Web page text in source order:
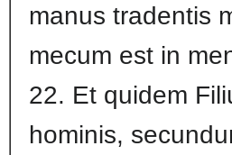
manus tradentis
mecum est in
22. Et quidem
hominis,